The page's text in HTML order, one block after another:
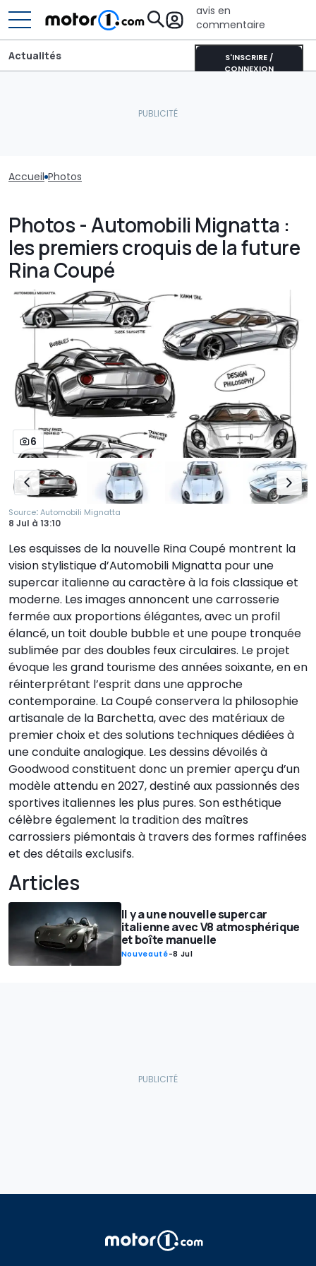
avis en
commentaire
S'INSCRIRE /
CONNEXION
Actualités
Accueil Photos
Photos - Automobili Mignatta :
les premiers croquis de la future
Rina Coupé
6
Source:Automobili Mignatta
8 Jul à 13:10
Les esquisses de la nouvelle Rina Coupé montrent la
vision stylistique d’Automobili Mignatta pour une
supercar italienne au caractère à la fois classique et
moderne. Les images annoncent une carrosserie
fermée aux proportions élégantes, avec un profil
élancé, un toit double bubble et une poupe tronquée
sublimée par des doubles feux circulaires. Le projet
évoque les grand tourisme des années soixante, en en
réinterprétant l’esprit dans une approche
contemporaine. La Coupé conservera la philosophie
artisanale de la Barchetta, avec des matériaux de
premier choix et des solutions techniques dédiées à
une conduite analogique. Les dessins dévoilés à
Goodwood constituent donc un premier aperçu d’un
modèle attendu en 2027, destiné aux passionnés des
sportives italiennes les plus pures. Son esthétique
célèbre également la tradition des maîtres
carrossiers piémontais à travers des formes raffinées
et des détails exclusifs.
Articles
Il y a une nouvelle supercar
italienne avec V8 atmosphérique
et boîte manuelle
Nouveauté-8 Jul